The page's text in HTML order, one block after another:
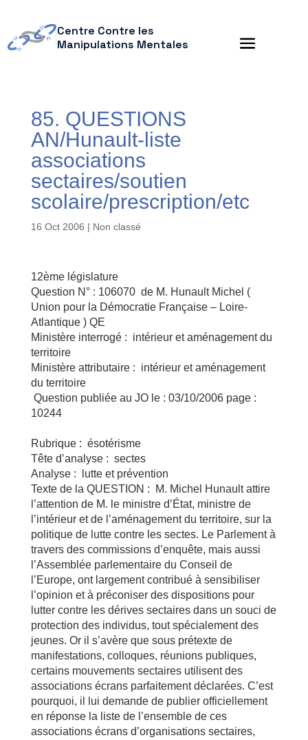
Centre Contre les
Manipulations Mentales
85. QUESTIONS
AN/Hunault-liste
associations
sectaires/soutien
scolaire/prescription/etc
16 Oct 2006 | Non classé
12ème législature
Question N° : 106070 de M. Hunault Michel (
Union pour la Démocratie Française – Loire-
Atlantique ) QE
Ministère interrogé : intérieur et aménagement du
territoire
Ministère attributaire : intérieur et aménagement
du territoire
Question publiée au JO le : 03/10/2006 page :
10244
Rubrique : ésotérisme
Tête d’analyse : sectes
Analyse : lutte et prévention
Texte de la QUESTION : M. Michel Hunault attire
l’attention de M. le ministre d’État, ministre de
l’intérieur et de l’aménagement du territoire, sur la
politique de lutte contre les sectes. Le Parlement à
travers des commissions d’enquête, mais aussi
l’Assemblée parlementaire du Conseil de
l’Europe, ont largement contribué à sensibiliser
l’opinion et à préconiser des dispositions pour
lutter contre les dérives sectaires dans un souci de
protection des individus, tout spécialement des
jeunes. Or il s’avère que sous prétexte de
manifestations, colloques, réunions publiques,
certains mouvements sectaires utilisent des
associations écrans parfaitement déclarées. C’est
pourquoi, il lui demande de publier officiellement
en réponse la liste de l’ensemble de ces
associations écrans d’organisations sectaires,